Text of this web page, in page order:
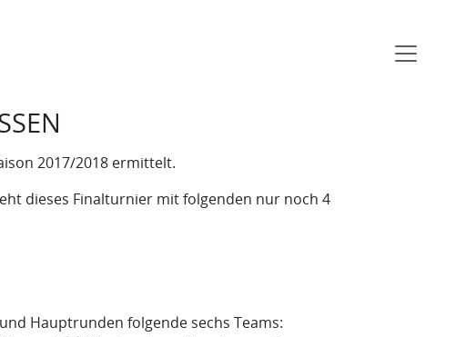
2017/2018 ermittelt.
dieses Finalturnier mit folgenden nur noch 4
Hauptrunden folgende sechs Teams: